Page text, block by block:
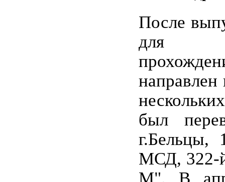
После
для
был
г.Бельцы,
МСД, 322-
М". В